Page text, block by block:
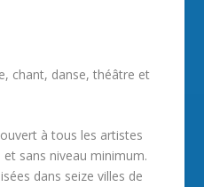
chant, danse, théâtre et
à tous les artistes
et sans niveau minimum.
dans seize villes de